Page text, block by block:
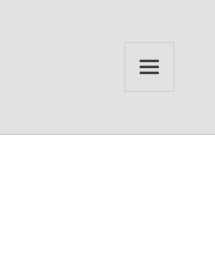
WIDGETS